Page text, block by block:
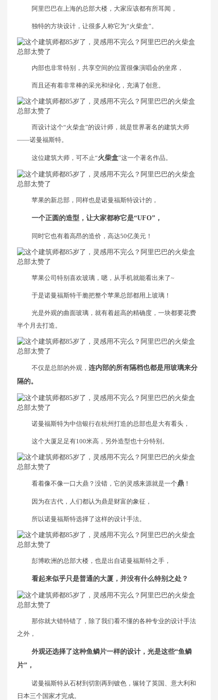
阿里巴巴在上海的总部大楼，大家应该都有所耳闻，
独特的方块设计，让很多人称它为“火柴盒”。
内部也非常特别，共享空间的位置很像演唱会的坐席，
而且还有着非常棒的采光和绿化，充满了创意。
而设计这个“火柴盒”的设计师，就是世界著名的建筑大师
——诺曼福斯特。
这位建筑大师，可不止“火柴盒”这一个著名作品。
苹果的新总部，同样也是诺曼福斯特设计的，
一个正圆的造型，让大家都称它是“UFO”，
同时它也有着高昂的造价，高达50亿美元！
苹果公司特别喜欢玻璃，嗯，从手机就能看出来了~
于是诺曼福斯特干脆把整个苹果总部都用上玻璃！
光是外观的曲面玻璃，就有着超高的精确度，一块都要花费
半个月去打造。
不仅是总部的外观， 连内部的所有隔档也都是用玻璃来分
隔的。
诺曼福斯特为中信银行在杭州打造的总部也是大有看头，
这个大厦足足有100米高，另外造型也十分特别。
看着像不像一口大鼎？没错，它的灵感来源就是一个鼎 ！
因为在古代，人们都认为鼎是财富的象征，
所以诺曼福斯特选择了这样的设计手法。
彭博欧洲的总部大楼，也是出自诺曼福斯特之手，
看起来似乎只是普通的大厦，并没有什么特别之处？
那你就大错特错了，除了我们看不懂的各种专业的设计手法
之外，
外观还选择了这种鱼鳞片一样的设计，光是这些“鱼鳞
片”，
诺曼福斯特从石材到切割再到镀色，辗转了英国、意大利和
日本三个国家才完成。